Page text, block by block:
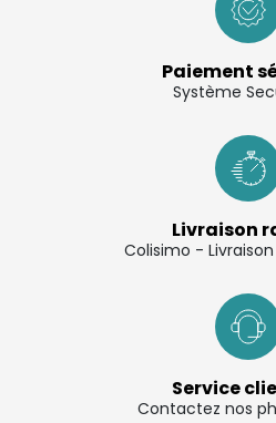
Paiement
Système
Livraison
Colisimo -
Service
Contactez nos